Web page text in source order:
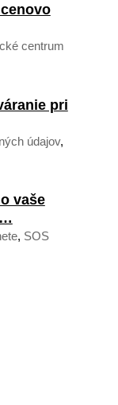
centrum
pri
údajov,
vaše
, SOS